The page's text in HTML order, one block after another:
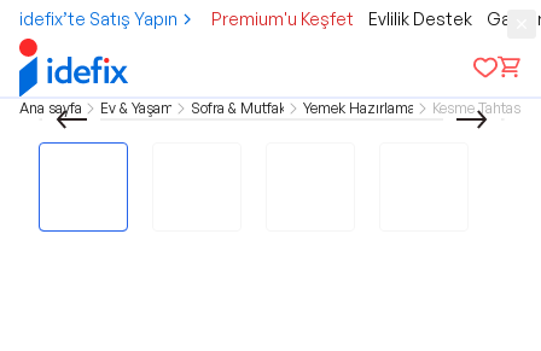
idefix’te Satış Yapın Premium'u Keşfet Evlilik Destek
Ana sayfa Ev & Yaşam Sofra & Mutfak Yemek Hazırlama Kesme Tahtası